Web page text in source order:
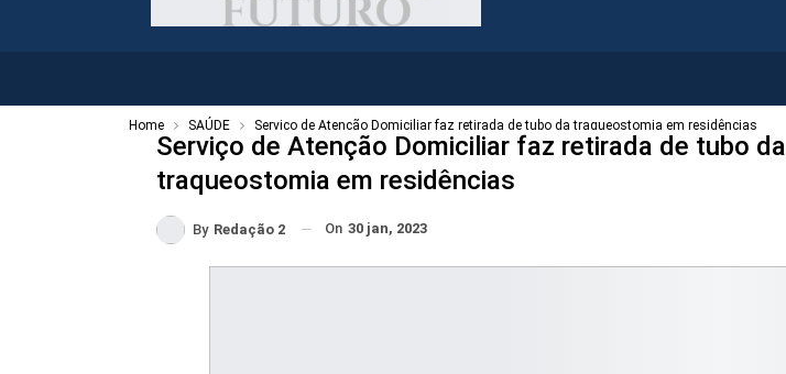
Home SAÚDE Serviço de Atenção Domiciliar faz retirada de tubo da traqueostomia em residências
Serviço de Atenção Domiciliar faz retirada de tubo da
traqueostomia em residências
By Redação 2 On 30 jan, 2023